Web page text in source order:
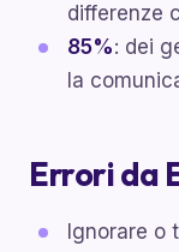
differenze
85%: dei
la
Errori da
Ignorare o